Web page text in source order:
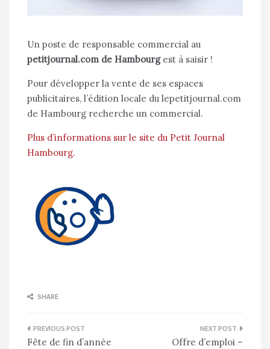
Un poste de responsable commercial au
petitjournal.com de Hambourgest à saisir !
Pour développer la vente de ses espaces
publicitaires, l’édition locale du lepetitjournal.com
de Hambourg recherche un commercial.
Plus d’informations sur le site du Petit Journal
Hambourg.
SHARE
Navigation
Fête de fin d’année Offre d’emploi –